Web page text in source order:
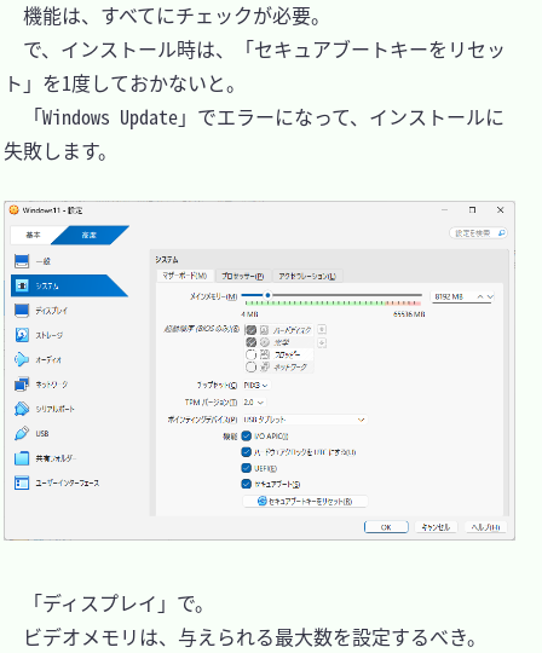
機能は、すべてにチェックが必要。
で、インストール時は、「セキュアブートキーをリセッ
ト」を1度しておかないと。
「Windows Update」でエラーになって、インストールに
失敗します。
「ディスプレイ」で。
ビデオメモリは、与えられる最大数を設定するべき。